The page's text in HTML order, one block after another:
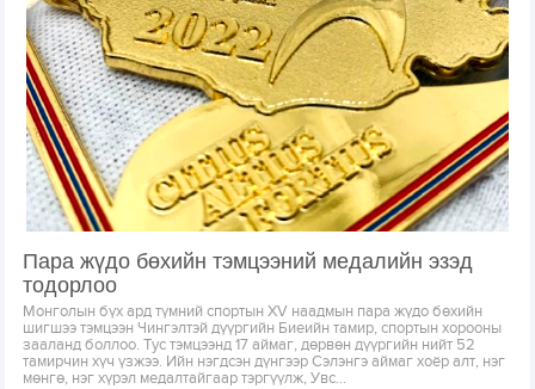
Пара жүдо бөхийн тэмцээний медалийн эзэд
тодорлоо
Монголын бүх ард түмний спортын XV наадмын пара жүдо бөхийн
шигшээ тэмцээн Чингэлтэй дүүргийн Биеийн тамир, спортын хорооны
зааланд боллоо. Тус тэмцээнд 17 аймаг, дөрвөн дүүргийн нийт 52
тамирчин хүч үзжээ. Ийн нэгдсэн дүнгээр Сэлэнгэ аймаг хоёр алт, нэг
мөнгө, нэг хүрэл медалтайгаар тэргүүлж, Увс...